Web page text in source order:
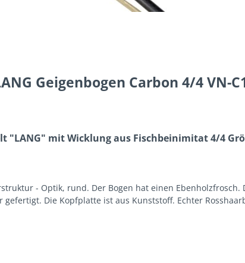
Geigenbogen Carbon 4/4 VN-
"LANG" mit Wicklung aus Fischbeinimitat 4/4
- Optik, rund. Der Bogen hat einen
Die Kopfplatte ist aus Kunststoff. Echter